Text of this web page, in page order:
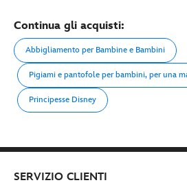
Continua gli acquisti:
Abbigliamento per Bambine e Bambini
Pigiami e pantofole per bambini, per una
Principesse Disney
SERVIZIO CLIENTI